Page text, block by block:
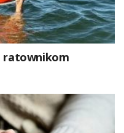
ratownikom